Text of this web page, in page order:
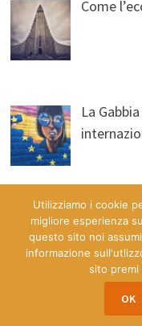
Come
La
Copyright © 2026
WordPress
Utilizziamo i cookie
migliore esperienza
questo sito noi
informazione
sito premi
OK